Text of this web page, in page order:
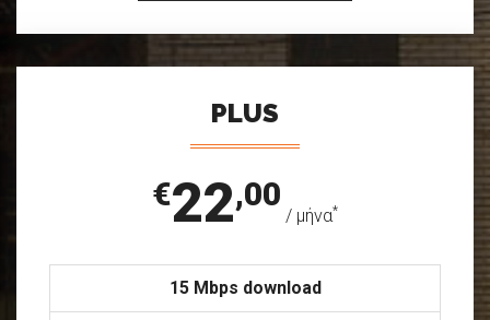
PLUS
€22,00
/ μήνα*
15 Mbps download